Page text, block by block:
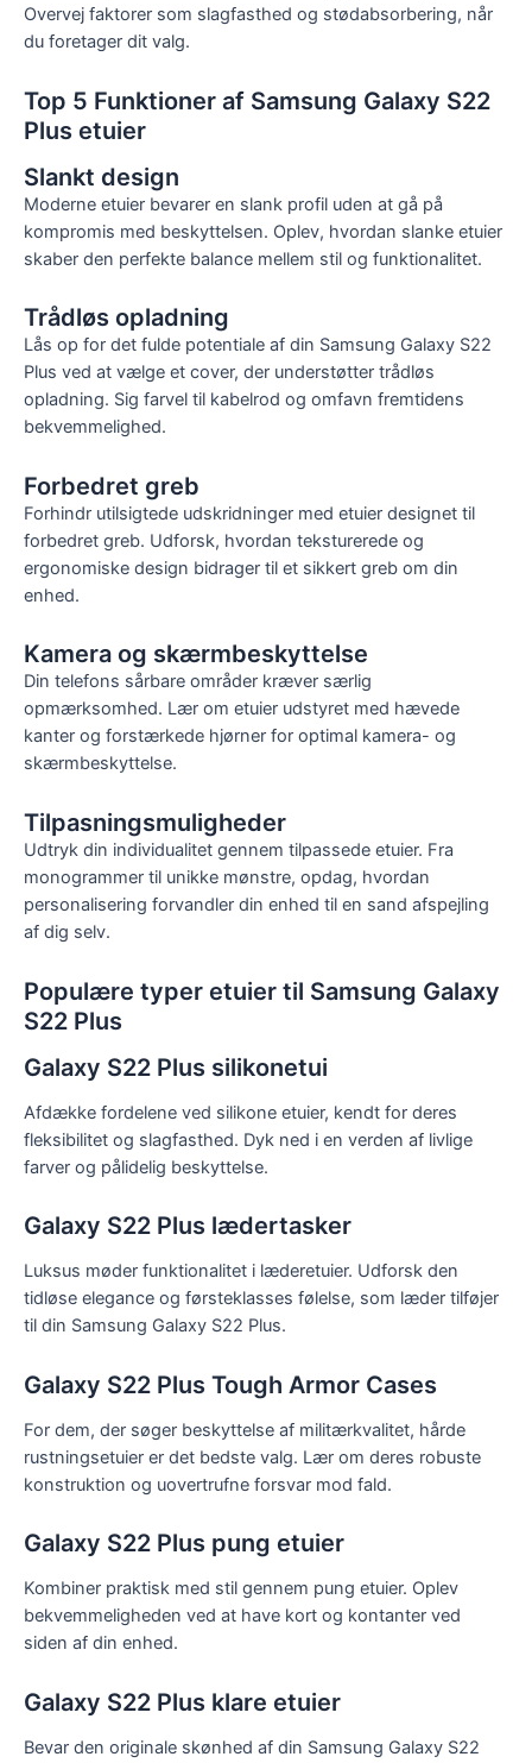
Overvej faktorer som slagfasthed og stødabsorbering, når
du foretager dit valg.
Top 5 Funktioner af Samsung Galaxy S22
Plus etuier
Slankt design
Moderne etuier bevarer en slank profil uden at gå på
kompromis med beskyttelsen. Oplev, hvordan slanke etuier
skaber den perfekte balance mellem stil og funktionalitet.
Trådløs opladning
Lås op for det fulde potentiale af din Samsung Galaxy S22
Plus ved at vælge et cover, der understøtter trådløs
opladning. Sig farvel til kabelrod og omfavn fremtidens
bekvemmelighed.
Forbedret greb
Forhindr utilsigtede udskridninger med etuier designet til
forbedret greb. Udforsk, hvordan teksturerede og
ergonomiske design bidrager til et sikkert greb om din
enhed.
Kamera og skærmbeskyttelse
Din telefons sårbare områder kræver særlig
opmærksomhed. Lær om etuier udstyret med hævede
kanter og forstærkede hjørner for optimal kamera- og
skærmbeskyttelse.
Tilpasningsmuligheder
Udtryk din individualitet gennem tilpassede etuier. Fra
monogrammer til unikke mønstre, opdag, hvordan
personalisering forvandler din enhed til en sand afspejling
af dig selv.
Populære typer etuier til Samsung Galaxy
S22 Plus
Galaxy S22 Plus silikonetui
Afdække fordelene ved silikone etuier, kendt for deres
fleksibilitet og slagfasthed. Dyk ned i en verden af ​​livlige
farver og pålidelig beskyttelse.
Galaxy S22 Plus lædertasker
Luksus møder funktionalitet i læderetuier. Udforsk den
tidløse elegance og førsteklasses følelse, som læder tilføjer
til din Samsung Galaxy S22 Plus.
Galaxy S22 Plus Tough Armor Cases
For dem, der søger beskyttelse af militærkvalitet, hårde
rustningsetuier er det bedste valg. Lær om deres robuste
konstruktion og uovertrufne forsvar mod fald.
Galaxy S22 Plus pung etuier
Kombiner praktisk med stil gennem pung etuier. Oplev
bekvemmeligheden ved at have kort og kontanter ved
siden af ​​din enhed.
Galaxy S22 Plus klare etuier
Bevar den originale skønhed af din Samsung Galaxy S22